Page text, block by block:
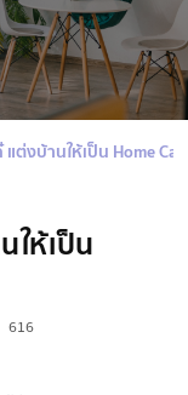
แต่งบ้านให้เป็น Home
ให้เป็น
616